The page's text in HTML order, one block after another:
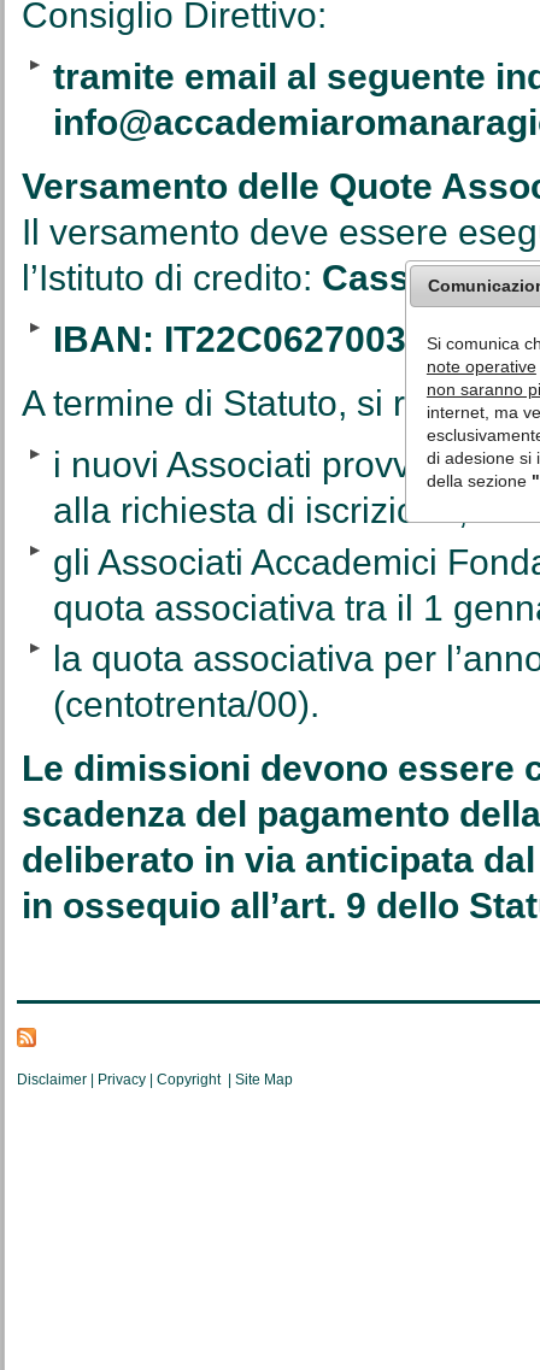
Consiglio Direttivo:
tramite email al seguente
Versamento delle Quote
Il versamento deve essere
l’Istituto di credito: Cassa di
IBAN:
A termine di Statuto, si
i nuovi Associati
alla richiesta di iscrizione;
gli Associati Accademici
quota associativa tra il 1
la quota associativa per
(centotrenta/00).
Le dimissioni devono essere
scadenza del pagamento
deliberato in via anticipata
in ossequio all’art. 9 dello
Disclaimer| Privacy| Copyright | Site Map
Si comunica
note operative
non saranno
internet, ma
di adesione si
della sezione